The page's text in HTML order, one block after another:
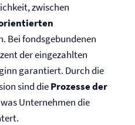
zwischen
Bei fondsgebundenen
der eingezahlten
garantiert. Durch die
sind dieProzesse der
Unternehmen die